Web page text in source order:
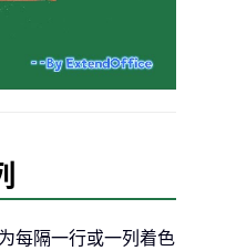
每隔一行或一列着色